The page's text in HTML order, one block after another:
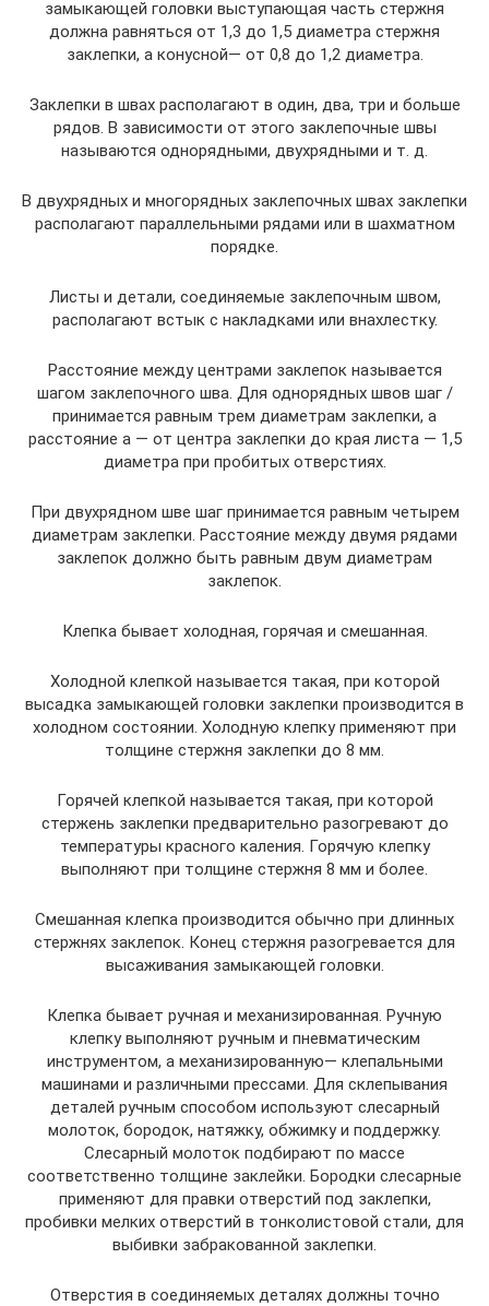
замыкающей головки выступающая часть стержня
должна равняться от 1,3 до 1,5 диаметра стержня
заклепки, а конусной— от 0,8 до 1,2 диаметра.
Заклепки в швах располагают в один, два, три и больше
рядов. В зависимости от этого заклепочные швы
называются однорядными, двухрядными и т. д.
В двухрядных и многорядных заклепочных швах заклепки
располагают параллельными рядами или в шахматном
порядке.
Листы и детали, соединяемые заклепочным швом,
располагают встык с накладками или внахлестку.
Расстояние между центрами заклепок называется
шагом заклепочного шва. Для однорядных швов шаг /
принимается равным трем диаметрам заклепки, а
расстояние а — от центра заклепки до края листа — 1,5
диаметра при пробитых отверстиях.
При двухрядном шве шаг принимается равным четырем
диаметрам заклепки. Расстояние между двумя рядами
заклепок должно быть равным двум диаметрам
заклепок.
Клепка бывает холодная, горячая и смешанная.
Холодной клепкой называется такая, при которой
высадка замыкающей головки заклепки производится в
холодном состоянии. Холодную клепку применяют при
толщине стержня заклепки до 8 мм.
Горячей клепкой называется такая, при которой
стержень заклепки предварительно разогревают до
температуры красного каления. Горячую клепку
выполняют при толщине стержня 8 мм и более.
Смешанная клепка производится обычно при длинных
стержнях заклепок. Конец стержня разогревается для
высаживания замыкающей головки.
Клепка бывает ручная и механизированная. Ручную
клепку выполняют ручным и пневматическим
инструментом, а механизированную— клепальными
машинами и различными прессами. Для склепывания
деталей ручным способом используют слесарный
молоток, бородок, натяжку, обжимку и поддержку.
Слесарный молоток подбирают по массе
соответственно толщине заклейки. Бородки слесарные
применяют для правки отверстий под заклепки,
пробивки мелких отверстий в тонколистовой стали, для
выбивки забракованной заклепки.
Отверстия в соединяемых деталях должны точно